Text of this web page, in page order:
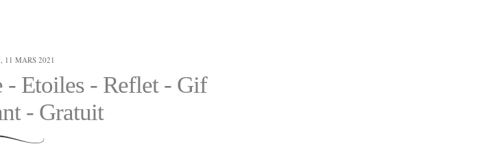
11 MARS 2021
Etoiles - Reflet - Gif
- Gratuit